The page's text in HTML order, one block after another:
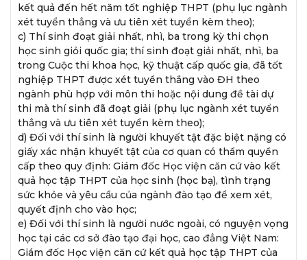
kết quả đến hết năm tốt nghiệp THPT (phụ lục ngành
xét tuyển thẳng và ưu tiên xét tuyển kèm theo);
c) Thí sinh đoạt giải nhất, nhì, ba trong kỳ thi chọn
học sinh giỏi quốc gia; thí sinh đoạt giải nhất, nhì, ba
trong Cuộc thi khoa học, kỹ thuật cấp quốc gia, đã tốt
nghiệp THPT được xét tuyển thẳng vào ĐH theo
ngành phù hợp với môn thi hoặc nội dung đề tài dự
thi mà thí sinh đã đoạt giải (phụ lục ngành xét tuyển
thẳng và ưu tiên xét tuyển kèm theo);
d) Đối với thí sinh là người khuyết tật đặc biệt nặng có
giấy xác nhận khuyết tật của cơ quan có thẩm quyền
cấp theo quy định: Giám đốc Học viện căn cứ vào kết
quả học tập THPT của học sinh (học bạ), tình trạng
sức khỏe và yêu cầu của ngành đào tạo để xem xét,
quyết định cho vào học;
e) Đối với thí sinh là người nước ngoài, có nguyện vọng
học tại các cơ sở đào tạo đại học, cao đẳng Việt Nam:
Giám đốc Học viện căn cứ kết quả học tập THPT của